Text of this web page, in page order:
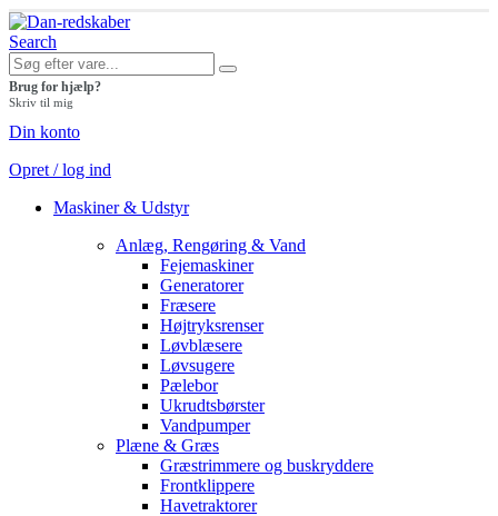
Search
Brug for hjælp?
Skriv til mig
Din konto
Opret / log ind
Maskiner & Udstyr
Anlæg, Rengøring & Vand
Fejemaskiner
Generatorer
Fræsere
Højtryksrenser
Løvblæsere
Løvsugere
Pælebor
Ukrudtsbørster
Vandpumper
Plæne & Græs
Græstrimmere og buskryddere
Frontklippere
Havetraktorer